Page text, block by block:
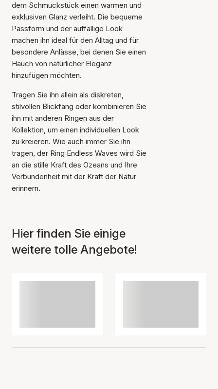
Warenkorb gelegt
dem Schmuckstück einen warmen und
exklusiven Glanz verleiht. Die bequeme
Passform und der auffällige Look
machen ihn ideal für den Alltag und für
besondere Anlässe, bei denen Sie einen
Hauch von natürlicher Eleganz
hinzufügen möchten.
Tragen Sie ihn allein als diskreten,
stilvollen Blickfang oder kombinieren Sie
ihn mit anderen Ringen aus der
Kollektion, um einen individuellen Look
zu kreieren. Wie auch immer Sie ihn
tragen, der Ring Endless Waves wird Sie
an die stille Kraft des Ozeans und Ihre
Verbundenheit mit der Kraft der Natur
erinnern.
Hier finden Sie einige
weitere tolle Angebote!